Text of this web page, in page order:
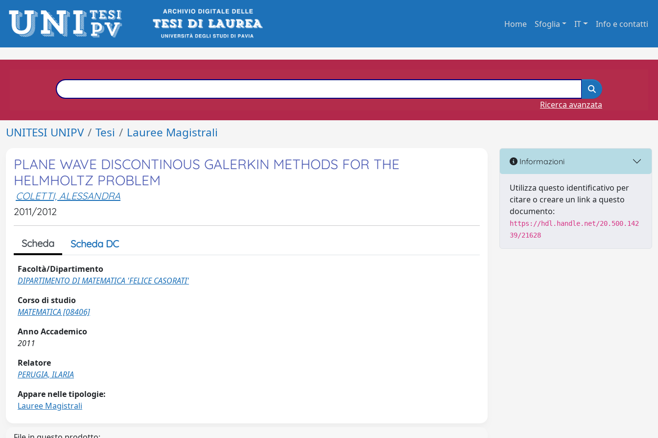
Home Sfoglia IT Info e contatti
Ricerca avanzata
UNITESI UNIPV Tesi Lauree Magistrali
PLANE WAVE DISCONTINOUS GALERKIN METHODS FOR THE
HELMHOLTZ PROBLEM
COLETTI, ALESSANDRA
2011/2012
Scheda Scheda DC
Facoltà/Dipartimento
DIPARTIMENTO DI MATEMATICA 'FELICE CASORATI'
Corso di studio
MATEMATICA [08406]
Anno Accademico
2011
Relatore
PERUGIA, ILARIA
Appare nelle tipologie:
Lauree Magistrali
Informazioni
Utilizza questo identificativo per
citare o creare un link a questo
documento:
https://hdl.handle.net/20.500.142
39/21628